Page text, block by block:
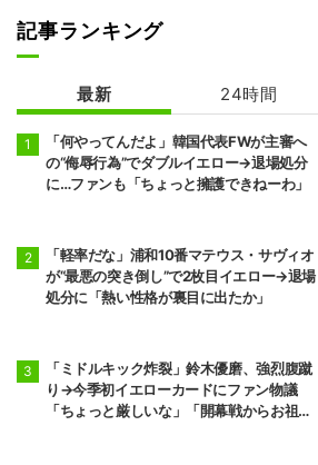
記事ランキング
最新 24時間
「何やってんだよ」韓国代表FWが主審へ
の“侮辱行為”でダブルイエロー→退場処分
に…ファンも「ちょっと擁護できねーわ」
「軽率だな」浦和10番マテウス・サヴィオ
が“最悪の突き倒し”で2枚目イエロー→退場
処分に「熱い性格が裏目に出たか」
「ミドルキック炸裂」鈴木優磨、強烈腹蹴
り→今季初イエローカードにファン物議
「ちょっと厳しいな」「開幕戦からお祖母